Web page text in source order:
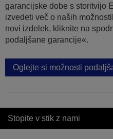
garancijske dobe s storitvijo
izvedeti več o naših
novi izdelek, kliknite na
podaljšane garancije«.
Oglejte si možnosti
Stopite v stik z nami